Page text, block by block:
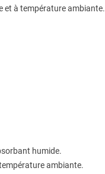
et à température ambiante.
humide.
ambiante.